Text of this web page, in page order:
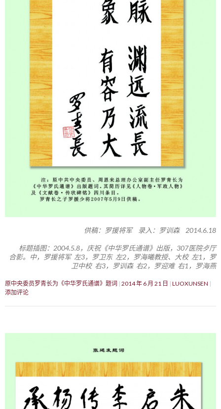
供稿：罗援将军 录入：罗训森 2014.6.18
标题插图：2004.5.8，庆祝《中华罗氏通谱》出版，307医院歺厅
合影。中，罗援将军 左3，罗卫东 左2，罗海曦教授、大校 左1，罗
卫中校 右3，罗训森 右2，罗迎难 右1，罗海燕
原中央委员罗青长为《中华罗氏通谱》题词 2014 年 6 月 21 日
LUOXUNSEN
添加评论